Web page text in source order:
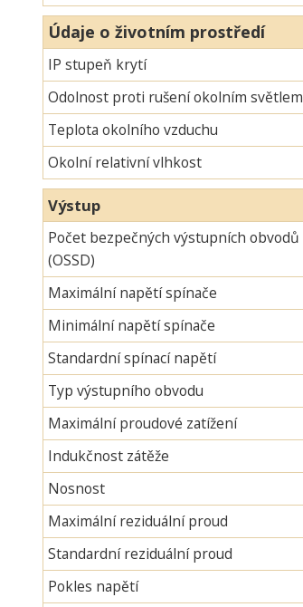
Údaje o životním prostředí
IP stupeň krytí
Odolnost proti rušení okolním světlem
Teplota okolního vzduchu
Okolní relativní vlhkost
Výstup
Počet bezpečných výstupních obvodů
(OSSD)
Maximální napětí spínače
Minimální napětí spínače
Standardní spínací napětí
Typ výstupního obvodu
Maximální proudové zatížení
Indukčnost zátěže
Nosnost
Maximální reziduální proud
Standardní reziduální proud
Pokles napětí